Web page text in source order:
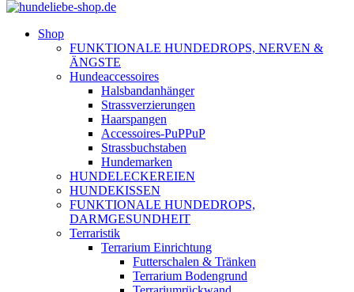
Shop
FUNKTIONALE HUNDEDROPS, NERVEN &
ÄNGSTE
Hundeaccessoires
Halsbandanhänger
Strassverzierungen
Haarspangen
Accessoires-PuPPuP
Strassbuchstaben
Hundemarken
HUNDELECKEREIEN
HUNDEKISSEN
FUNKTIONALE HUNDEDROPS,
DARMGESUNDHEIT
Terraristik
Terrarium Einrichtung
Futterschalen & Tränken
Terrarium Bodengrund